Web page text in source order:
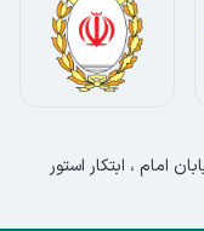
امام ، ابتکار استور